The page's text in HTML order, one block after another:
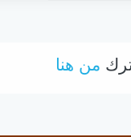
من هنا